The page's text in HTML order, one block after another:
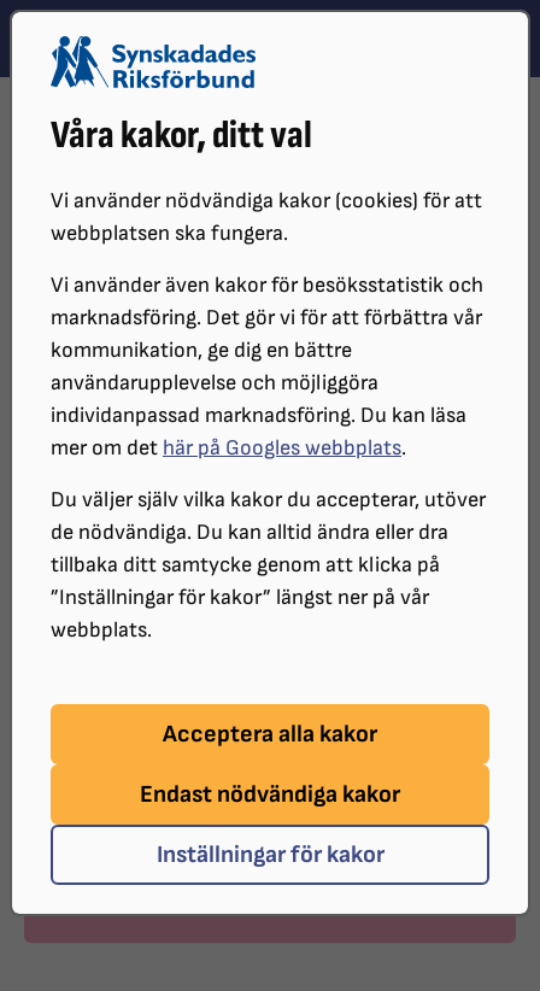
Våra kakor, ditt val
Vi använder nödvändiga kakor (cookies) för att
webbplatsen ska fungera.
Vi använder även kakor för besöksstatistik och
marknadsföring. Det gör vi för att förbättra vår
kommunikation, ge dig en bättre
användarupplevelse och möjliggöra
individanpassad marknadsföring. Du kan läsa
mer om det här på Googles webbplats.
Du väljer själv vilka kakor du accepterar, utöver
de nödvändiga. Du kan alltid ändra eller dra
tillbaka ditt samtycke genom att klicka på
”Inställningar för kakor” längst ner på vår
webbplats.
Acceptera alla kakor
Endast nödvändiga kakor
Inställningar för kakor
Hoppa till innehåll
Hoppa till hitta snabbt
DISTRIKT
SRF ÖREBRO LÄN
SYNVINKELN
SYNvinkeln - 2020
SYNvinkeln
SYNvinkeln